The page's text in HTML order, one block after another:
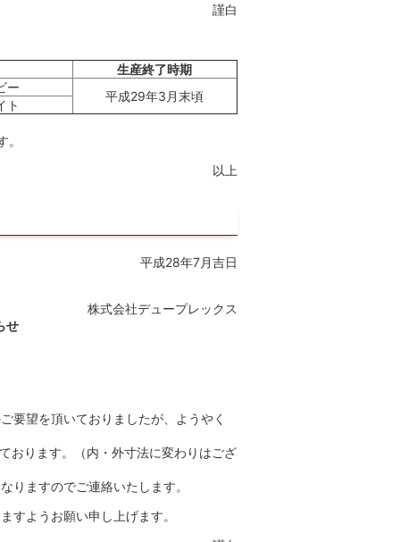
謹白
生産終了時期
ー
平成29年3月末頃
ト
以上
平成28年7月吉日
株式会社デュープレックス
せ
要望を頂いておりましたが、ようやく
おります。（内・外寸法に変わりはござ
りますのでご連絡いたします。
すようお願い申し上げます。